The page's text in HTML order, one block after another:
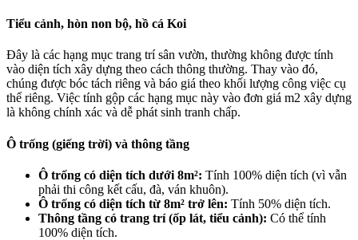
Tiểu cảnh, hòn non bộ, hồ cá Koi
Đây là các hạng mục trang trí sân vườn, thường không được tính
vào diện tích xây dựng theo cách thông thường. Thay vào đó,
chúng được bóc tách riêng và báo giá theo khối lượng công việc cụ
thể riêng. Việc tính gộp các hạng mục này vào đơn giá m2 xây dựng
là không chính xác và dễ phát sinh tranh chấp.
Ô trống (giếng trời) và thông tầng
Ô trống có diện tích dưới 8m²: Tính 100% diện tích (vì vẫn
phải thi công kết cấu, đà, ván khuôn).
Ô trống có diện tích từ 8m² trở lên: Tính 50% diện tích.
Thông tầng có trang trí (ốp lát, tiểu cảnh): Có thể tính
100% diện tích.